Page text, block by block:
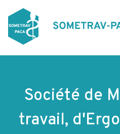
au
contenu
principal
Société de
travail,